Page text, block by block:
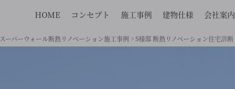
HOME コンセプト 施工事例 建物仕様 会社案内
スーパーウォール断熱リノベーション施工事例 >S様邸 断熱リノベーション住宅診断